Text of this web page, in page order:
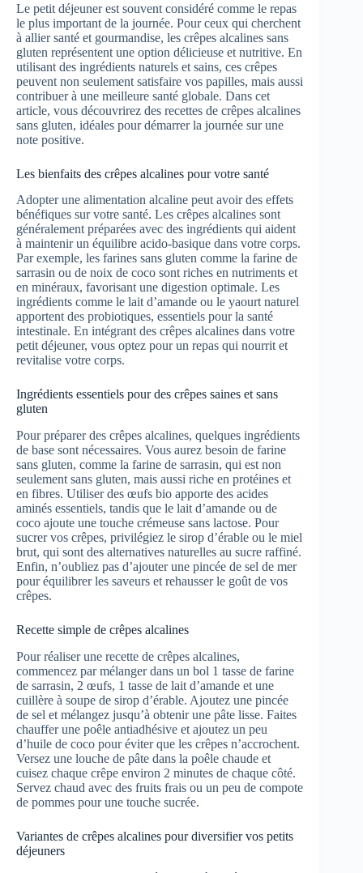
Le petit déjeuner est souvent considéré comme le repas
le plus important de la journée. Pour ceux qui cherchent
à allier santé et gourmandise, les crêpes alcalines sans
gluten représentent une option délicieuse et nutritive. En
utilisant des ingrédients naturels et sains, ces crêpes
peuvent non seulement satisfaire vos papilles, mais aussi
contribuer à une meilleure santé globale. Dans cet
article, vous découvrirez des recettes de crêpes alcalines
sans gluten, idéales pour démarrer la journée sur une
note positive.
Les bienfaits des crêpes alcalines pour votre santé
Adopter une alimentation alcaline peut avoir des effets
bénéfiques sur votre santé. Les crêpes alcalines sont
généralement préparées avec des ingrédients qui aident
à maintenir un équilibre acido-basique dans votre corps.
Par exemple, les farines sans gluten comme la farine de
sarrasin ou de noix de coco sont riches en nutriments et
en minéraux, favorisant une digestion optimale. Les
ingrédients comme le lait d’amande ou le yaourt naturel
apportent des probiotiques, essentiels pour la santé
intestinale. En intégrant des crêpes alcalines dans votre
petit déjeuner, vous optez pour un repas qui nourrit et
revitalise votre corps.
Ingrédients essentiels pour des crêpes saines et sans
gluten
Pour préparer des crêpes alcalines, quelques ingrédients
de base sont nécessaires. Vous aurez besoin de farine
sans gluten, comme la farine de sarrasin, qui est non
seulement sans gluten, mais aussi riche en protéines et
en fibres. Utiliser des œufs bio apporte des acides
aminés essentiels, tandis que le lait d’amande ou de
coco ajoute une touche crémeuse sans lactose. Pour
sucrer vos crêpes, privilégiez le sirop d’érable ou le miel
brut, qui sont des alternatives naturelles au sucre raffiné.
Enfin, n’oubliez pas d’ajouter une pincée de sel de mer
pour équilibrer les saveurs et rehausser le goût de vos
crêpes.
Recette simple de crêpes alcalines
Pour réaliser une recette de crêpes alcalines,
commencez par mélanger dans un bol 1 tasse de farine
de sarrasin, 2 œufs, 1 tasse de lait d’amande et une
cuillère à soupe de sirop d’érable. Ajoutez une pincée
de sel et mélangez jusqu’à obtenir une pâte lisse. Faites
chauffer une poêle antiadhésive et ajoutez un peu
d’huile de coco pour éviter que les crêpes n’accrochent.
Versez une louche de pâte dans la poêle chaude et
cuisez chaque crêpe environ 2 minutes de chaque côté.
Servez chaud avec des fruits frais ou un peu de compote
de pommes pour une touche sucrée.
Variantes de crêpes alcalines pour diversifier vos petits
déjeuners